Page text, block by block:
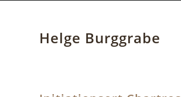
Helge Burggrabe